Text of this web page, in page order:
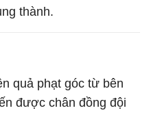
thành.
quả phạt góc từ bên
được chân đồng đội